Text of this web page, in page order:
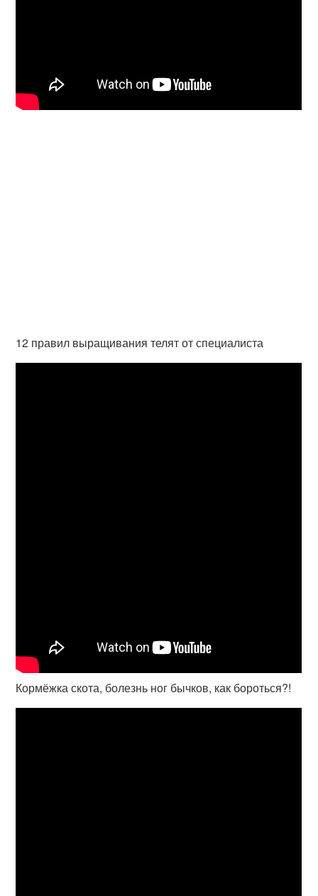
12 правил выращивания телят от специалиста
Кормёжка скота, болезнь ног бычков, как бороться?!